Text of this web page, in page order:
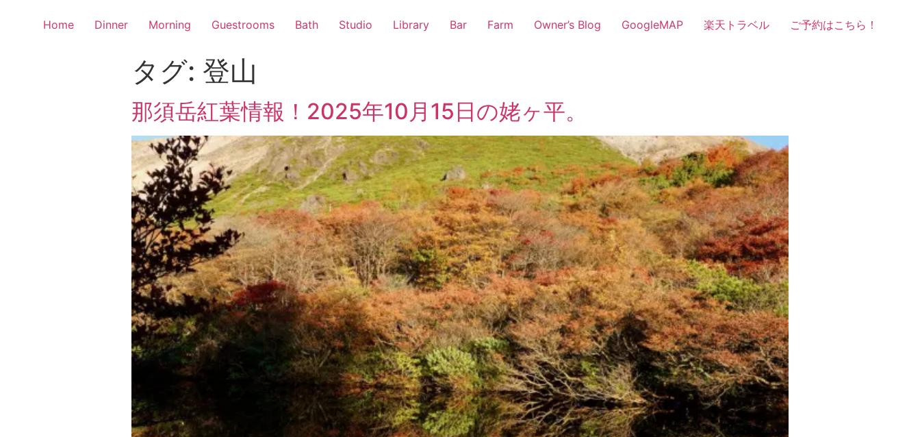
Home Dinner Morning Guestrooms Bath Studio Library Bar Farm Owner’s Blog GoogleMAP 楽天トラベル ご予約はこちら！
タグ: 登山
那須岳紅葉情報！2025年10月15日の姥ヶ平。